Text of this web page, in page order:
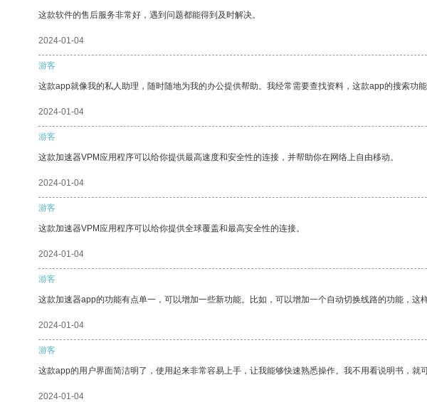
这款软件的售后服务非常好，遇到问题都能得到及时解决。
2024-01-04
游客
这款app就像我的私人助理，随时随地为我的办公提供帮助。我经常需要查找资料，这款app的搜索功
2024-01-04
游客
这款加速器VPM应用程序可以给你提供最高速度和安全性的连接，并帮助你在网络上自由移动。
2024-01-04
游客
这款加速器VPM应用程序可以给你提供全球覆盖和最高安全性的连接。
2024-01-04
游客
这款加速器app的功能有点单一，可以增加一些新功能。比如，可以增加一个自动切换线路的功能，这
2024-01-04
游客
这款app的用户界面简洁明了，使用起来非常容易上手，让我能够快速熟悉操作。我不用看说明书，就
2024-01-04